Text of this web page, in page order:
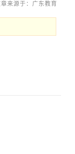
来源于：广东教育